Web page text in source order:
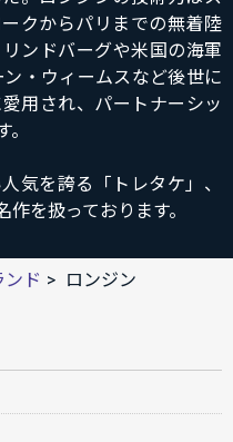
クからパリまでの無着陸
ンドバーグや米国の海軍
・ウィームスなど後世に
用され、パートナーシッ
気を誇る「トレタケ」、
作を扱っております。
ンド ロンジン